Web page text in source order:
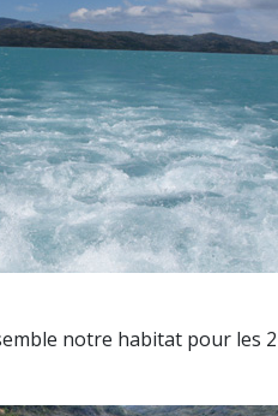
notre habitat pour les